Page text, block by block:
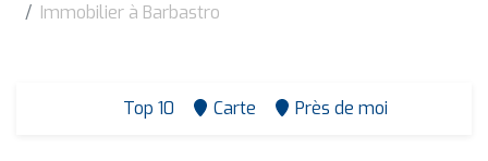
Immobilier à Barbastro
Top 10 Carte Près de moi